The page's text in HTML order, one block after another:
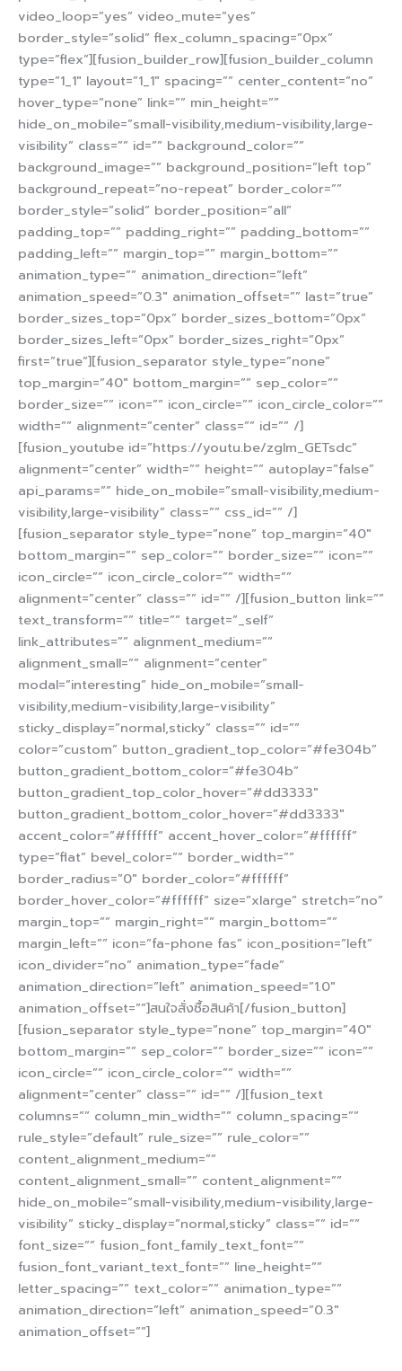
video_loop=”yes” video_mute=”yes”
border_style=”solid” flex_column_spacing=”0px”
type=”flex”][fusion_builder_row][fusion_builder_column
type=”1_1″ layout=”1_1″ spacing=”” center_content=”no”
hover_type=”none” link=”” min_height=””
hide_on_mobile=”small-visibility,medium-visibility,large-
visibility” class=”” id=”” background_color=””
background_image=”” background_position=”left top”
background_repeat=”no-repeat” border_color=””
border_style=”solid” border_position=”all”
padding_top=”” padding_right=”” padding_bottom=””
padding_left=”” margin_top=”” margin_bottom=””
animation_type=”” animation_direction=”left”
animation_speed=”0.3″ animation_offset=”” last=”true”
border_sizes_top=”0px” border_sizes_bottom=”0px”
border_sizes_left=”0px” border_sizes_right=”0px”
first=”true”][fusion_separator style_type=”none”
top_margin=”40″ bottom_margin=”” sep_color=””
border_size=”” icon=”” icon_circle=”” icon_circle_color=””
width=”” alignment=”center” class=”” id=”” /]
[fusion_youtube id=”https://youtu.be/zglm_GETsdc”
alignment=”center” width=”” height=”” autoplay=”false”
api_params=”” hide_on_mobile=”small-visibility,medium-
visibility,large-visibility” class=”” css_id=”” /]
[fusion_separator style_type=”none” top_margin=”40″
bottom_margin=”” sep_color=”” border_size=”” icon=””
icon_circle=”” icon_circle_color=”” width=””
alignment=”center” class=”” id=”” /][fusion_button link=””
text_transform=”” title=”” target=”_self”
link_attributes=”” alignment_medium=””
alignment_small=”” alignment=”center”
modal=”interesting” hide_on_mobile=”small-
visibility,medium-visibility,large-visibility”
sticky_display=”normal,sticky” class=”” id=””
color=”custom” button_gradient_top_color=”#fe304b”
button_gradient_bottom_color=”#fe304b”
button_gradient_top_color_hover=”#dd3333″
button_gradient_bottom_color_hover=”#dd3333″
accent_color=”#ffffff” accent_hover_color=”#ffffff”
type=”flat” bevel_color=”” border_width=””
border_radius=”0″ border_color=”#ffffff”
border_hover_color=”#ffffff” size=”xlarge” stretch=”no”
margin_top=”” margin_right=”” margin_bottom=””
margin_left=”” icon=”fa-phone fas” icon_position=”left”
icon_divider=”no” animation_type=”fade”
animation_direction=”left” animation_speed=”1.0″
animation_offset=””]สนใจสั่งซื้อสินค้า[/fusion_button]
[fusion_separator style_type=”none” top_margin=”40″
bottom_margin=”” sep_color=”” border_size=”” icon=””
icon_circle=”” icon_circle_color=”” width=””
alignment=”center” class=”” id=”” /][fusion_text
columns=”” column_min_width=”” column_spacing=””
rule_style=”default” rule_size=”” rule_color=””
content_alignment_medium=””
content_alignment_small=”” content_alignment=””
hide_on_mobile=”small-visibility,medium-visibility,large-
visibility” sticky_display=”normal,sticky” class=”” id=””
font_size=”” fusion_font_family_text_font=””
fusion_font_variant_text_font=”” line_height=””
letter_spacing=”” text_color=”” animation_type=””
animation_direction=”left” animation_speed=”0.3″
animation_offset=””]